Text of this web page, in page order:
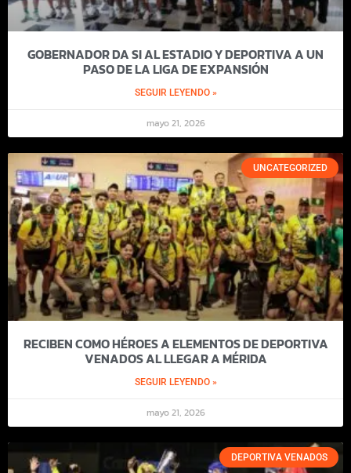
GOBERNADOR DA SI AL ESTADIO Y DEPORTIVA A UN
PASO DE LA LIGA DE EXPANSIÓN
SEGUIR LEYENDO »
mayo 21, 2026
UNCATEGORIZED
RECIBEN COMO HÉROES A ELEMENTOS DE DEPORTIVA
VENADOS AL LLEGAR A MÉRIDA
SEGUIR LEYENDO »
mayo 21, 2026
DEPORTIVA VENADOS